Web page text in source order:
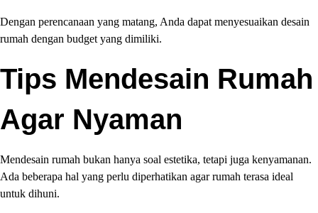
Dengan perencanaan yang matang, Anda dapat menyesuaikan desain
rumah dengan budget yang dimiliki.
Tips Mendesain Rumah
Agar Nyaman
Mendesain rumah bukan hanya soal estetika, tetapi juga kenyamanan.
Ada beberapa hal yang perlu diperhatikan agar rumah terasa ideal
untuk dihuni.